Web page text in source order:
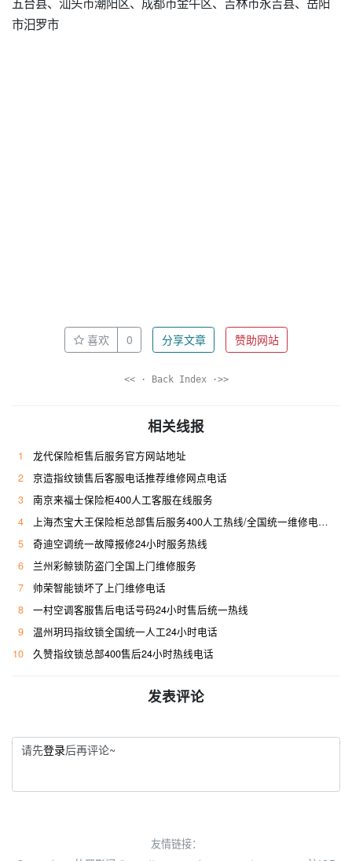
市汨罗市
喜欢 0 分享文章 赞助网站
<< · Back Index ·>>
相关线报
1
龙代保险柜售后服务官方网站地址
2
京造指纹锁售后客服电话推荐维修网点电话
3
南京来福士保险柜400人工客服在线服务
4
上海杰宝大王保险柜总部售后服务400人工热线/全国统一维修电话是多少
5
奇迪空调统一故障报修24小时服务热线
6
兰州彩鲸锁防盗门全国上门维修服务
7
帅荣智能锁坏了上门维修电话
8
一村空调客服售后电话号码24小时售后统一热线
9
温州玥玛指纹锁全国统一人工24小时电话
10
久赞指纹锁总部400售后24小时热线电话
发表评论
请先登录后再评论~
友情链接：